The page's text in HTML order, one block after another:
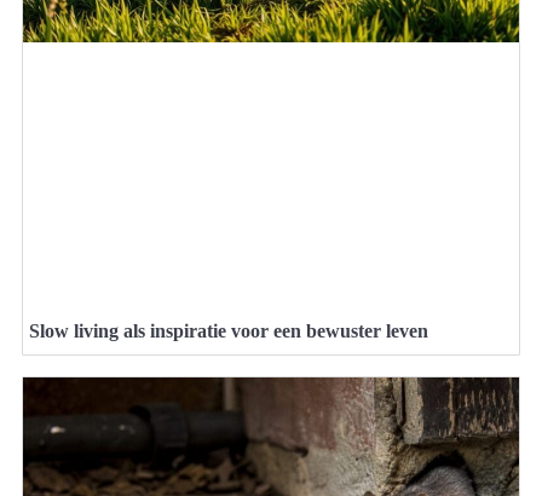
Slow living als inspiratie voor een bewuster leven